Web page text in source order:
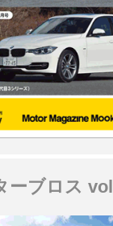
ーブロス